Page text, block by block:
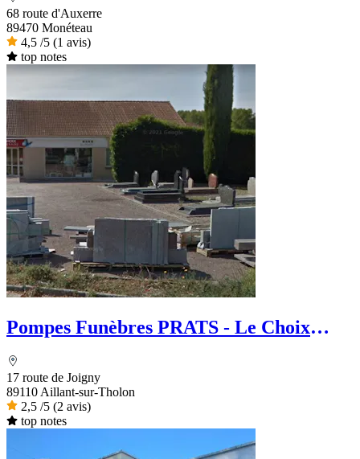
68 route d'Auxerre
89470 Monéteau
4,5 /5 (1 avis)
top notes
Pompes Funèbres PRATS - Le Choix
17 route de Joigny
89110 Aillant-sur-Tholon
2,5 /5 (2 avis)
top notes